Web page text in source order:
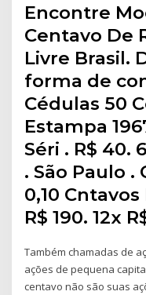
Encontre
Centavo De
Livre Brasil.
forma de
Cédulas 50
Estampa
Séri . R$ 40.
. São Paulo
0,10
R$ 190. 12x
Também chamadas de
ações de pequena
centavo não são suas